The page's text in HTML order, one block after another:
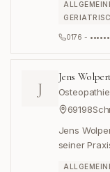
0176 -
J
Jens Wolpert
69198
Jens
seiner